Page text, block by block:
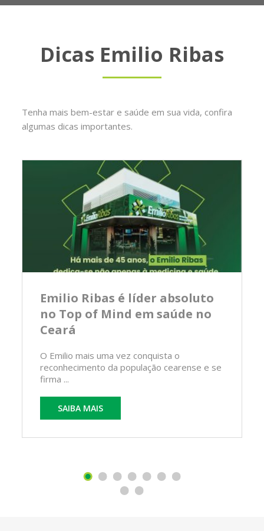
Dicas Emilio Ribas
Tenha mais bem-estar e saúde em sua vida, confira
algumas dicas importantes.
Emilio Ribas é líder absoluto
no Top of Mind em saúde no
Ceará
O Emilio mais uma vez conquista o
reconhecimento da população cearense e se
firma ...
SAIBA MAIS